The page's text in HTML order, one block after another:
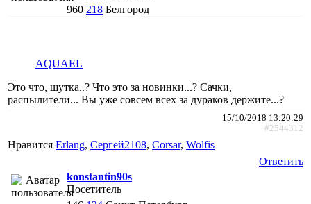
960 218 Белгород
AQUAEL
Это что, шутка..? Что это за новинки...? Сачки,
распылители... Вы уже совсем всех за дураков держите...?
15/10/2018 13:20:29
#2544312
Нравится Erlang, Сергей2108, Corsar, Wolfis
Ответить
konstantin90s
Посетитель